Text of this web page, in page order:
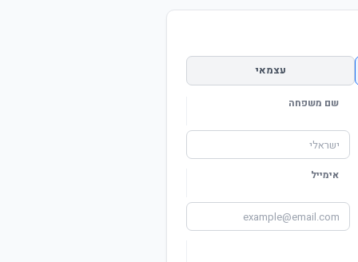
עצמאי
שם משפחה
אימייל